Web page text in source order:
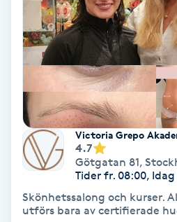
Klangmassage
Klippning
Klippning & Slingor
Klippning ungdom
Victoria Grepo
4.7
Götgatan 81,
Tider fr. 08:00, Idag
Skönhetssalong och kurser.
utförs bara av certifierade